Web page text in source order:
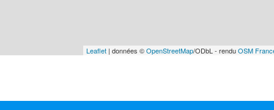
Leaflet| données ©OpenStreetMap/ODbL - renduOSM